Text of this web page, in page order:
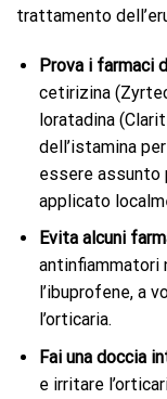
trattamento
Prova i farmaci
cetirizina
loratadina
dell’istamina
essere assunto
applicato
Evita alcuni
antinfiammatori
l’ibuprofene, a
l’orticaria.
Fai una doccia
e irritare